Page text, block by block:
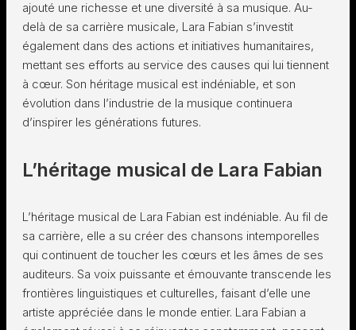
ajouté une richesse et une diversité à sa musique. Au-
delà de sa carrière musicale, Lara Fabian s’investit
également dans des actions et initiatives humanitaires,
mettant ses efforts au service des causes qui lui tiennent
à cœur. Son héritage musical est indéniable, et son
évolution dans l’industrie de la musique continuera
d’inspirer les générations futures.
L’héritage musical de Lara Fabian
L’héritage musical de Lara Fabian est indéniable. Au fil de
sa carrière, elle a su créer des chansons intemporelles
qui continuent de toucher les cœurs et les âmes de ses
auditeurs. Sa voix puissante et émouvante transcende les
frontières linguistiques et culturelles, faisant d’elle une
artiste appréciée dans le monde entier. Lara Fabian a